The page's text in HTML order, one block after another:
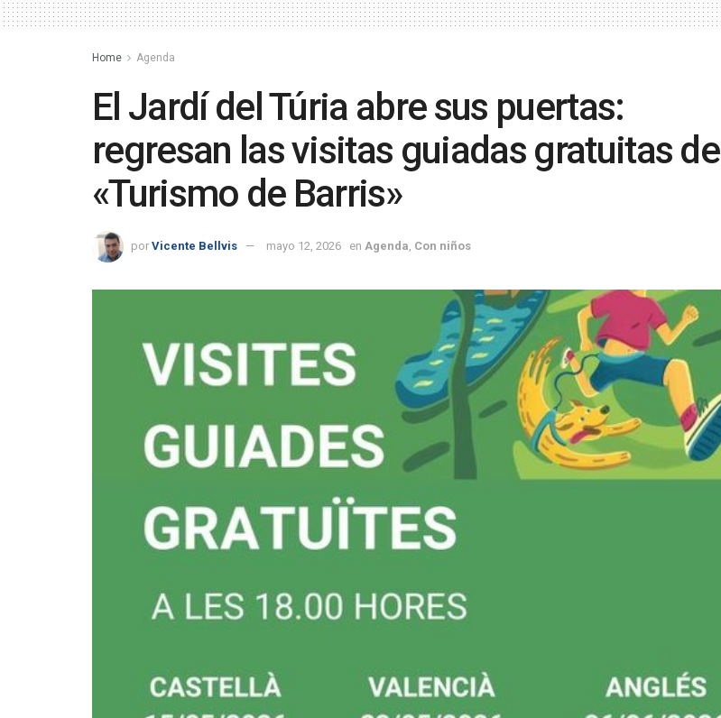
Home Agenda
El Jardí del Túria abre sus puertas:
regresan las visitas guiadas gratuitas de
«Turismo de Barris»
por Vicente Bellvis mayo 12, 2026 en Agenda Con niños